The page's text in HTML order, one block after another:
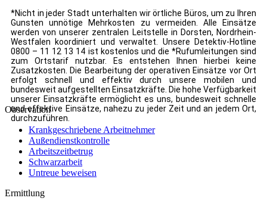
*Nicht in jeder Stadt unterhalten wir örtliche Büros, um zu Ihren
Gunsten unnötige Mehrkosten zu vermeiden. Alle Einsätze
werden von unserer zentralen Leitstelle in Dorsten, Nordrhein-
Westfalen koordiniert und verwaltet. Unsere Detektiv-Hotline
0800 – 11 12 13 14 ist kostenlos und die *Rufumleitungen sind
zum Ortstarif nutzbar. Es entstehen Ihnen hierbei keine
Zusatzkosten. Die Bearbeitung der operativen Einsätze vor Ort
erfolgt schnell und effektiv durch unsere mobilen und
bundesweit aufgestellten Einsatzkräfte. Die hohe Verfügbarkeit
unserer Einsatzkräfte ermöglicht es uns, bundesweit schnelle
und effektive Einsätze, nahezu zu jeder Zeit und an jedem Ort,
durchzuführen.
Observation
Krankgeschriebene Arbeitnehmer
Außendienstkontrolle
Arbeitszeitbetrug
Schwarzarbeit
Untreue beweisen
Ermittlung